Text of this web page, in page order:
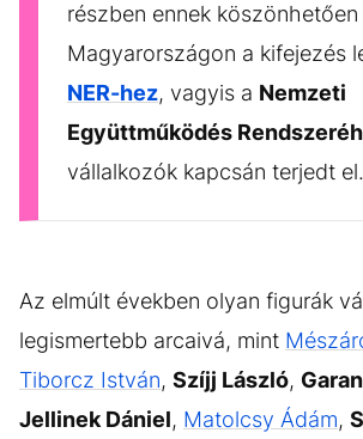
részben ennek
Magyarországon a kifejezés
NER-hez, vagyis a Nemzeti
Együttműködés
vállalkozók kapcsán terjedt el.
Az elmúlt években olyan figurák
legismertebb arcaivá, mint
Tiborcz István, Szíjj László,
Jellinek Dániel, Matolcsy Ádám,